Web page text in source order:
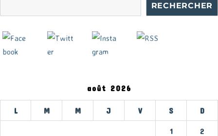
RECHERCHER
août 2026
L M M J V S D
1 2